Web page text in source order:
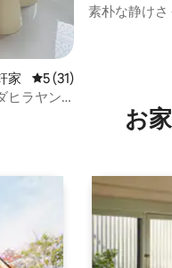
家 レビュー31件、5つ星
5 (31)
ヒラヤン
素朴な静けさ
お